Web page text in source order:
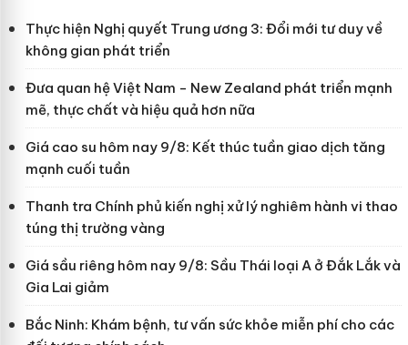
Thực hiện Nghị quyết Trung ương 3: Đổi mới tư duy về
không gian phát triển
Đưa quan hệ Việt Nam - New Zealand phát triển mạnh
mẽ, thực chất và hiệu quả hơn nữa
Giá cao su hôm nay 9/8: Kết thúc tuần giao dịch tăng
mạnh cuối tuần
Thanh tra Chính phủ kiến nghị xử lý nghiêm hành vi thao
túng thị trường vàng
Giá sầu riêng hôm nay 9/8: Sầu Thái loại A ở Đắk Lắk và
Gia Lai giảm
Bắc Ninh: Khám bệnh, tư vấn sức khỏe miễn phí cho các